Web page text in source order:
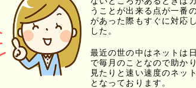
うことが出来る点が一番
があった際もすぐに対応
した。
最近の世の中はネットは
で毎月のことなので助か
見たりと速い速度のネッ
となっております。